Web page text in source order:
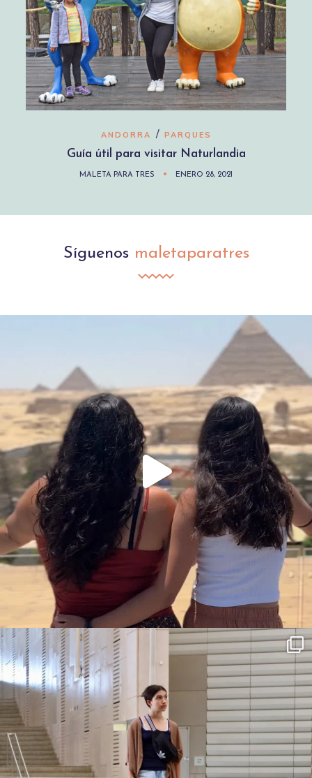
ANDORRA / PARQUES
Guía útil para visitar Naturlandia
MALETA PARA TRES ENERO 28, 2021
Síguenos maletaparatres